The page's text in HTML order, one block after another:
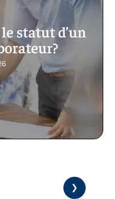
statut d’un